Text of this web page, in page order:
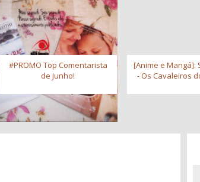
#PROMO Top Comentarista
de Junho!
[Anime e Mangá]:
- Os Cavaleiros